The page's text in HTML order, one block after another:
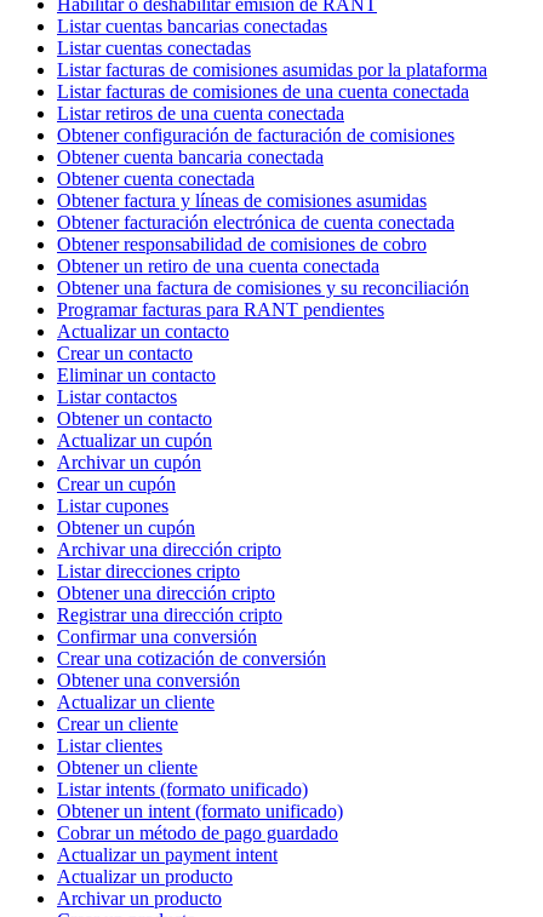
Habilitar o deshabilitar emisión de RANT
Listar cuentas bancarias conectadas
Listar cuentas conectadas
Listar facturas de comisiones asumidas por la plataforma
Listar facturas de comisiones de una cuenta conectada
Listar retiros de una cuenta conectada
Obtener configuración de facturación de comisiones
Obtener cuenta bancaria conectada
Obtener cuenta conectada
Obtener factura y líneas de comisiones asumidas
Obtener facturación electrónica de cuenta conectada
Obtener responsabilidad de comisiones de cobro
Obtener un retiro de una cuenta conectada
Obtener una factura de comisiones y su reconciliación
Programar facturas para RANT pendientes
Actualizar un contacto
Crear un contacto
Eliminar un contacto
Listar contactos
Obtener un contacto
Actualizar un cupón
Archivar un cupón
Crear un cupón
Listar cupones
Obtener un cupón
Archivar una dirección cripto
Listar direcciones cripto
Obtener una dirección cripto
Registrar una dirección cripto
Confirmar una conversión
Crear una cotización de conversión
Obtener una conversión
Actualizar un cliente
Crear un cliente
Listar clientes
Obtener un cliente
Listar intents (formato unificado)
Obtener un intent (formato unificado)
Cobrar un método de pago guardado
Actualizar un payment intent
Actualizar un producto
Archivar un producto